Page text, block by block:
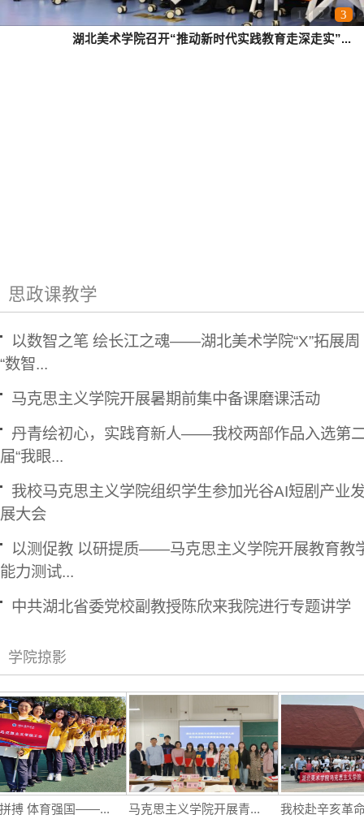
1 2 3
湖北美术学院召开“推动新时代实践教育走深走实”...
思政课教学
以数智之笔 绘长江之魂——湖北美术学院“X”拓展周
“数智...
马克思主义学院开展暑期前集中备课磨课活动
丹青绘初心，实践育新人——我校两部作品入选第
届“我眼...
我校马克思主义学院组织学生参加光谷AI短剧产业
展大会
以测促教 以研提质——马克思主义学院开展教育教
能力测试...
中共湖北省委党校副教授陈欣来我院进行专题讲学
学院掠影
体育强国——... 马克思主义学院开展青... 我校赴辛亥革命